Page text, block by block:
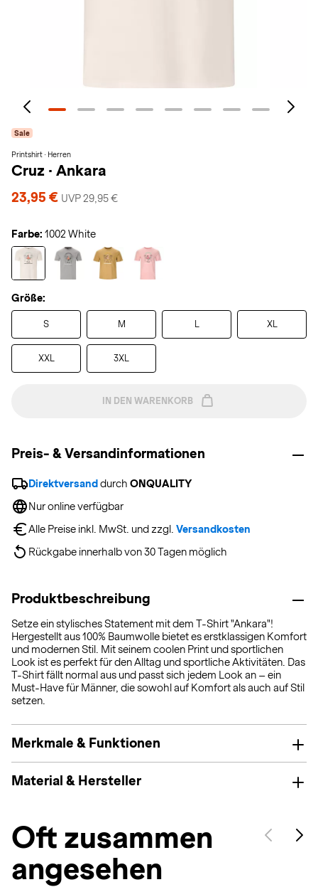
Sale
Printshirt · Herren
Cruz · Ankara
23,95 € UVP 29,95 €
Farbe: 1002 White
Größe:
S M L XL
XXL 3XL
IN DEN WARENKORB
Preis- & Versandinformationen
Direktversand durch ONQUALITY
Nur online verfügbar
Alle Preise inkl. MwSt. und zzgl. Versandkosten
Rückgabe innerhalb von 30 Tagen möglich
Produktbeschreibung
Setze ein stylisches Statement mit dem T-Shirt "Ankara"!
Hergestellt aus 100% Baumwolle bietet es erstklassigen Komfort
und modernen Stil. Mit seinem coolen Print und sportlichen
Look ist es perfekt für den Alltag und sportliche Aktivitäten. Das
T-Shirt fällt normal aus und passt sich jedem Look an – ein
Must-Have für Männer, die sowohl auf Komfort als auch auf Stil
setzen.
Merkmale & Funktionen
Material & Hersteller
Oft zusammen
angesehen